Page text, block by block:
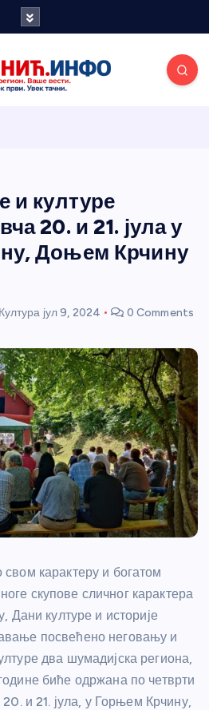
портал
и културе
20. и 21. јула у
Доњем Крчину
Култура јул 9, 2024 0 Comments
карактеру и богатом
скупове сличног карактера
Дани културе и историје
посвећено неговању и
два шумадијска региона,
биће одржана по четврти
и 21. јула, у Горњем Крчину,